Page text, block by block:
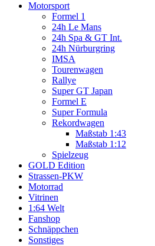
Motorsport
Formel 1
24h Le Mans
24h Spa & GT Int.
24h Nürburgring
IMSA
Tourenwagen
Rallye
Super GT Japan
Formel E
Super Formula
Rekordwagen
Maßstab 1:43
Maßstab 1:12
Spielzeug
GOLD Edition
Strassen-PKW
Motorrad
Vitrinen
1:64 Welt
Fanshop
Schnäppchen
Sonstiges